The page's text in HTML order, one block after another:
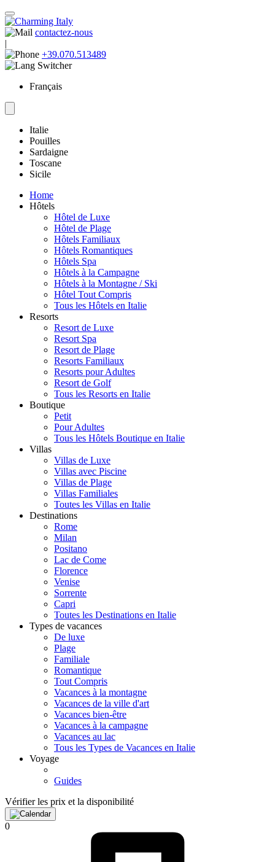
contactez-nous
|
+39.070.513489
Français
Italie
Pouilles
Sardaigne
Toscane
Sicile
Home
Hôtels
Hôtel de Luxe
Hôtel de Plage
Hôtels Familiaux
Hôtels Romantiques
Hôtels Spa
Hôtels à la Campagne
Hôtels à la Montagne / Ski
Hôtel Tout Compris
Tous les Hôtels en Italie
Resorts
Resort de Luxe
Resort Spa
Resort de Plage
Resorts Familiaux
Resorts pour Adultes
Resort de Golf
Tous les Resorts en Italie
Boutique
Petit
Pour Adultes
Tous les Hôtels Boutique en Italie
Villas
Villas de Luxe
Villas avec Piscine
Villas de Plage
Villas Familiales
Toutes les Villas en Italie
Destinations
Rome
Milan
Positano
Lac de Come
Florence
Venise
Sorrente
Capri
Toutes les Destinations en Italie
Types de vacances
De luxe
Plage
Familiale
Romantique
Tout Compris
Vacances à la montagne
Vacances de la ville d'art
Vacances bien-être
Vacances à la campagne
Vacances au lac
Tous les Types de Vacances en Italie
Voyage
Guides
Vérifier les prix et la disponibilité
0